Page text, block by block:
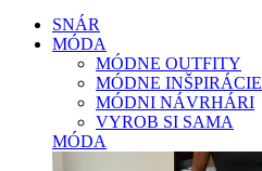
SNÁR
MÓDA
MÓDNE OUTFITY
MÓDNE INŠPIRÁCIE
MÓDNI NÁVRHÁRI
VYROB SI SAMA
MÓDA